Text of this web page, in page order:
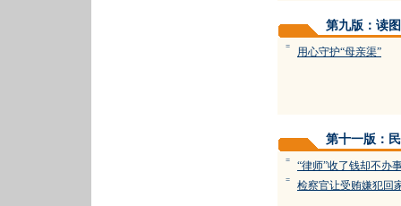
第九版：读图
= 用心守护“母亲渠”
第十一版：
= “律师”收了钱却不办
= 检察官让受贿嫌犯回